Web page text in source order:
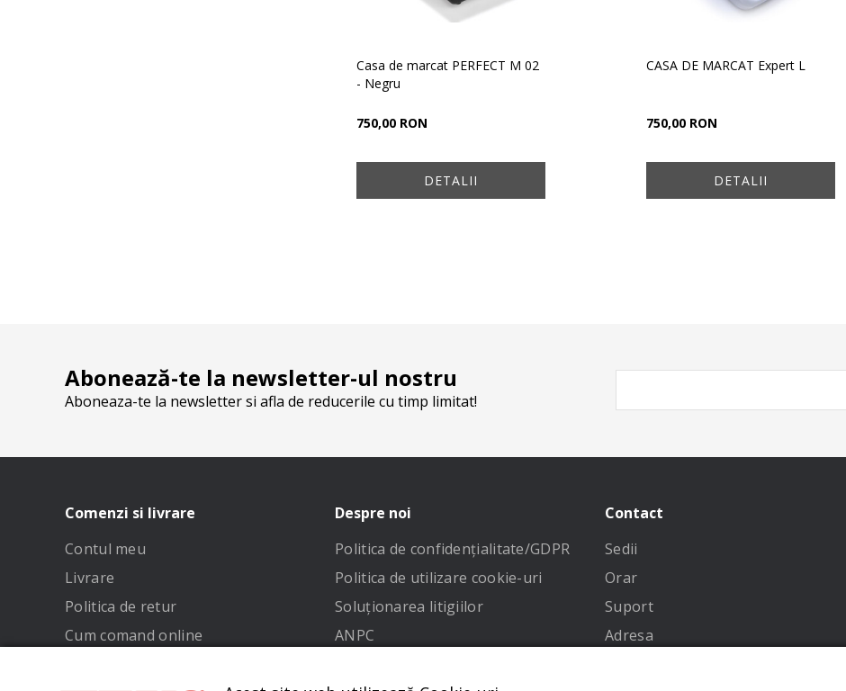
Casa de marcat PERFECT M 02
- Negru
750,00 RON
DETALII
CASA DE MARCAT Expert L
750,00 RON
DETALII
Abonează-te la newsletter-ul nostru
Aboneaza-te la newsletter si afla de reducerile cu timp limitat!
Comenzi si livrare
Contul meu
Livrare
Politica de retur
Cum comand online
Despre noi
Politica de confidenţialitate/GDPR
Politica de utilizare cookie-uri
Soluționarea litigiilor
ANPC
Contact
Sedii
Orar
Suport
Adresa